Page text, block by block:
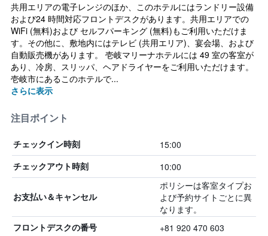
共用エリアの電子レンジのほか、このホテルにはランドリー設備
および24 時間対応フロントデスクがあります。共用エリアでの
WiFi (無料)および セルフパーキング (無料)もご利用いただけま
す。その他に、敷地内にはテレビ (共用エリア)、宴会場、および
自動販売機があります。 壱岐マリーナホテルには 49 室の客室が
あり、冷房、スリッパ、ヘアドライヤーをご利用いただけます。
壱岐市にあるこのホテルで...
さらに表示
注目ポイント
チェックイン時刻 15:00
チェックアウト時刻 10:00
お支払い＆キャンセル
ポリシーは客室タイプお
よび予約サイトごとに異
なります。
フロントデスクの番号 +81 920 470 603